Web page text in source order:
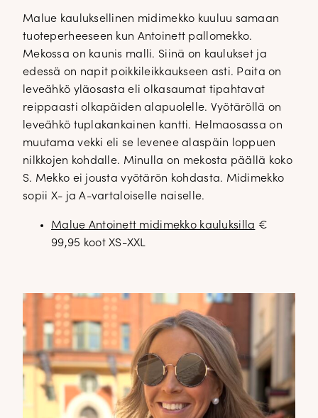
Malue kauluksellinen midimekko kuuluu samaan
tuoteperheeseen kun Antoinett pallomekko.
Mekossa on kaunis malli. Siinä on kaulukset ja
edessä on napit poikkileikkaukseen asti. Paita on
leveähkö yläosasta eli olkasaumat tipahtavat
reippaasti olkapäiden alapuolelle. Vyötäröllä on
leveähkö tuplakankainen kantti. Helmaosassa on
muutama vekki eli se levenee alaspäin loppuen
nilkkojen kohdalle. Minulla on mekosta päällä koko
S. Mekko ei jousta vyötärön kohdasta. Midimekko
sopii X- ja A-vartaloiselle naiselle.
Malue Antoinett midimekko kauluksilla €
99,95 koot XS-XXL